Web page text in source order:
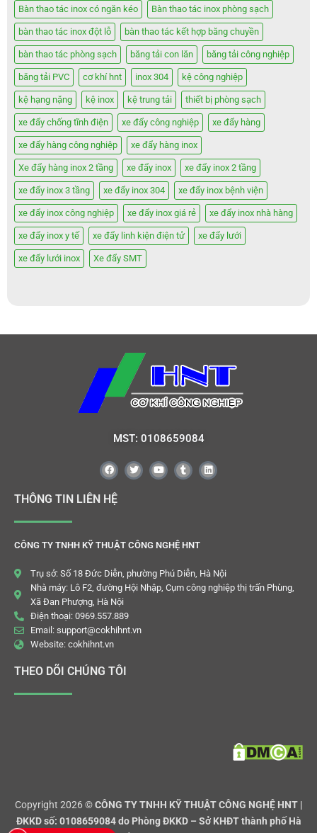
Bàn thao tác inox có ngăn kéo Bàn thao tác inox phòng sạch
bàn thao tác inox đột lỗ bàn thao tác kết hợp băng chuyền
bàn thao tác phòng sạch băng tải con lăn băng tải công nghiệp
băng tải PVC cơ khí hnt inox 304 kệ công nghiệp
kệ hạng nặng kệ inox kệ trung tải thiết bị phòng sạch
xe đẩy chống tĩnh điện xe đẩy công nghiệp xe đẩy hàng
xe đẩy hàng công nghiệp xe đẩy hàng inox
Xe đẩy hàng inox 2 tầng xe đẩy inox xe đẩy inox 2 tầng
xe đẩy inox 3 tầng xe đẩy inox 304 xe đẩy inox bệnh viện
xe đẩy inox công nghiệp xe đẩy inox giá rẻ xe đẩy inox nhà hàng
xe đẩy inox y tế xe đẩy linh kiện điện tử xe đẩy lưới
xe đẩy lưới inox Xe đẩy SMT
MST: 0108659084
THÔNG TIN LIÊN HỆ
CÔNG TY TNHH KỸ THUẬT CÔNG NGHỆ HNT
Trụ sở: Số 18 Đức Diễn, phường Phú Diễn, Hà Nội
Nhà máy: Lô F2, đường Hội Nhập, Cụm công nghiệp thị trấn Phùng,
Xã Đan Phượng, Hà Nội
Điện thoại: 0969.557.889
Email: support@cokhihnt.vn
Website: cokhihnt.vn
THEO DÕI CHÚNG TÔI
Copyright 2026 ©CÔNG TY TNHH KỸ THUẬT CÔNG NGHỆ HNT |
ĐKKD số: 0108659084 do Phòng ĐKKD – Sở KHĐT thành phố Hà